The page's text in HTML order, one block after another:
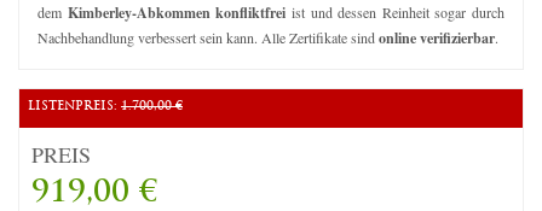
dem Kimberley-Abkommen konfliktfrei ist und dessen Reinheit sogar durch
Nachbehandlung verbessert sein kann. Alle Zertifikate sindonline verifizierbar.
LISTENPREIS: 1.700,00 €
PREIS
919,00 €